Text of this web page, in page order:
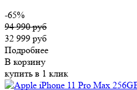
-65%
94 990 руб
32 999 руб
Подробнее
В корзину
купить в 1 клик